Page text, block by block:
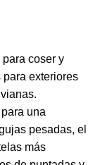
coser y
para exteriores
una
pesadas, el
más